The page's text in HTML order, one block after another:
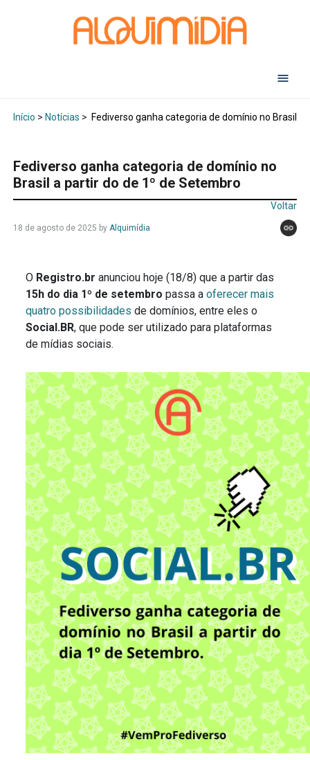
Início > Notícias > Fediverso ganha categoria de domínio no Brasil a
Fediverso ganha categoria de domínio no
Brasil a partir do de 1º de Setembro
Voltar
18 de agosto de 2025 by Alquimídia
O Registro.br anunciou hoje (18/8) que a partir das
15h do dia 1º de setembro passa aoferecer mais
quatro possibilidadesde domínios, entre eles o
Social.BR, que pode ser utilizado para plataformas
de mídias sociais.